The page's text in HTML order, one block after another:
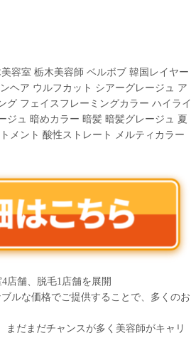
容室 栃木美容師 ベルボブ 韓国レイヤー
ヘア ウルフカット シアーグレージュ ア
グ フェイスフレーミングカラー ハイライ
ジュ 暗めカラー 暗髪 暗髪グレージュ 夏
メント 酸性ストレート メルティカラー
店舗、脱毛1店舗を展開
ルな価格でご提供することで、多くのお
まだまだチャンスが多く美容師がキャリ